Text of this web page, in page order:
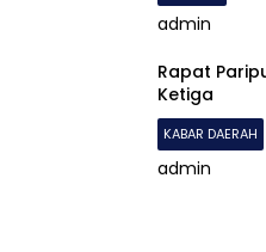
admin
Rapat
Ketiga
KABAR DAERAH
admin